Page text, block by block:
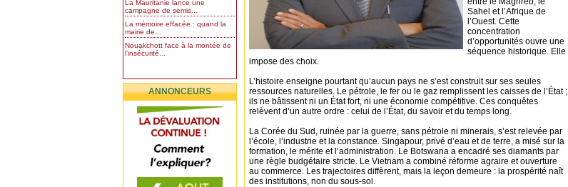
La Mauritanie lance une
campagne de semis...
La mémoire effacée : quand la
mairie de...
Nouakchott face à la montée de
l’insécurité...
ANNONCEURS
Sahel et l’Afrique de
l’Ouest. Cette
concentration
d’opportunités ouvre une
séquence historique. Elle
impose des choix.
L’histoire enseigne pourtant qu’aucun pays ne s’est construit sur ses seules
ressources naturelles. Le pétrole, le fer ou le gaz remplissent les caisses de l’État ;
ils ne bâtissent ni un État fort, ni une économie compétitive. Ces conquêtes
relèvent d’un autre ordre : celui de l’État, du savoir et du temps long.
La Corée du Sud, ruinée par la guerre, sans pétrole ni minerais, s’est relevée par
l’école, l’industrie et la constance. Singapour, privé d’eau et de terre, a misé sur la
formation, le mérite et l’administration. Le Botswana a encadré ses diamants par
une règle budgétaire stricte. Le Vietnam a combiné réforme agraire et ouverture
au commerce. Les trajectoires diffèrent, mais la leçon demeure : la prospérité naît
des institutions, non du sous-sol.